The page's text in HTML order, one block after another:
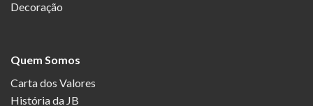
Decoração
Quem Somos
Carta dos Valores
História da JB